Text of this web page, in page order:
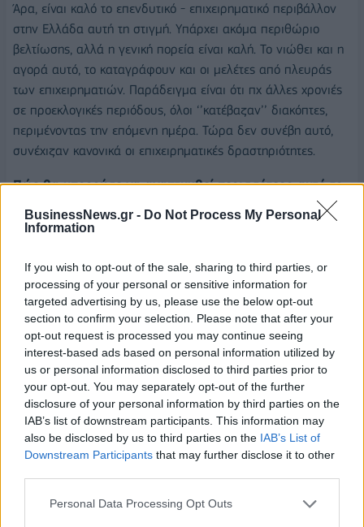
BusinessNews.gr - Do Not Process My Personal
Information
If you wish to opt-out of the sale, sharing to third parties, or
processing of your personal or sensitive information for
targeted advertising by us, please use the below opt-out
section to confirm your selection. Please note that after your
opt-out request is processed you may continue seeing
interest-based ads based on personal information utilized by
us or personal information disclosed to third parties prior to
your opt-out. You may separately opt-out of the further
disclosure of your personal information by third parties on the
IAB’s list of downstream participants. This information may
also be disclosed by us to third parties on the IAB’s List of
Downstream Participants that may further disclose it to other
Personal Data Processing Opt Outs
Άρα, είναι καλό το επενδυτικό - επιχειρηματικό περιβάλλον
στην Ελλάδα αυτή τη στιγμή. Υπάρχει ακόμα περιθώριο
βελτίωσης, αλλά η γενική πορεία είναι καλή. Το νιώθει και η
αγορά αυτό, το καταγράφουν και οι μελέτες από πλευράς
των επιχειρηματιών. Παράδειγμα είναι ότι πχ άλλες χρονιές
σε προεκλογικές περιόδους, όλοι ‘’κατέβαζαν’’ διακόπτες,
περιμένοντας την επόμενη ημέρα. Τώρα δεν συνέβη αυτό,
συνέχιζαν κανονικά οι επιχειρηματικές δραστηριότητες.
Πώς θα μπορούσε να αναπτυχθεί περισσότερο αυτό το
καλό κλίμα; Ποιά είναι τα σημεία τριβής, ακόμα, θα
μπορούσαμε να πούμε;
τεράστια βελτίωση, έχουν γίνει μεγάλα άλματα. Σίγουρα την
τελευταία τετραετία, και δεν έχει αυτή η δήλωση πολιτική
χροιά, η σχέση της επιχείρησης με το κράτος έχει βελτιωθεί
άρδην και αυτό φαίνεται από απλά πράγματα όπως το
ποινικό μητρώο, τις υπεύθυνες δηλώσεις, το ενιαίο
πιστοποιητικό, τα οποία γλιτώνουν και χρόνο και πολλά
χρήματα. Γίνονται πλέον βήματα, γίνονται έξυπνα βήματα.
Από το Ταμείο Ανάκαμψης τελικά είχαμε θετικό
feedback ως ελληνική επιχειρηματικότητα; Ποιους
κλάδους βοήθησε;
Το Ταμείο Ανάκαμψης έχει βοηθήσει την οικονομία με